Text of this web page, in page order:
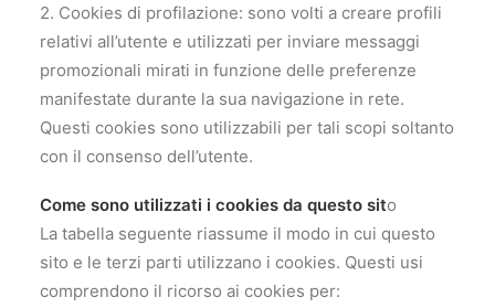
2. Cookies di profilazione: sono volti a creare profili
relativi all’utente e utilizzati per inviare messaggi
promozionali mirati in funzione delle preferenze
manifestate durante la sua navigazione in rete.
Questi cookies sono utilizzabili per tali scopi soltanto
con il consenso dell’utente.
Come sono utilizzati i cookies da questo sito
La tabella seguente riassume il modo in cui questo
sito e le terzi parti utilizzano i cookies. Questi usi
comprendono il ricorso ai cookies per: